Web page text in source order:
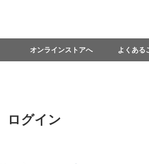
オンラインストアへ よくある
ログイン